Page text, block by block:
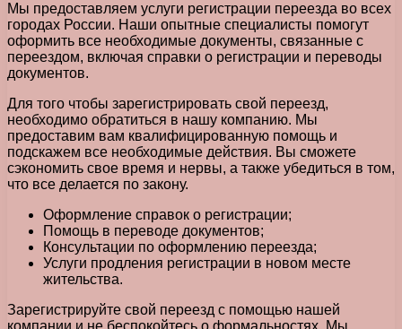
Мы предоставляем услуги регистрации переезда во всех
городах России. Наши опытные специалисты помогут
оформить все необходимые документы, связанные с
переездом, включая справки о регистрации и переводы
документов.
Для того чтобы зарегистрировать свой переезд,
необходимо обратиться в нашу компанию. Мы
предоставим вам квалифицированную помощь и
подскажем все необходимые действия. Вы сможете
сэкономить свое время и нервы, а также убедиться в том,
что все делается по закону.
Оформление справок о регистрации;
Помощь в переводе документов;
Консультации по оформлению переезда;
Услуги продления регистрации в новом месте
жительства.
Зарегистрируйте свой переезд с помощью нашей